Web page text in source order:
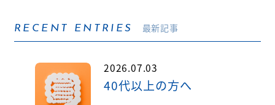
RECENT ENTRIES 最新記事
2026.07.03
40代以上の方へ